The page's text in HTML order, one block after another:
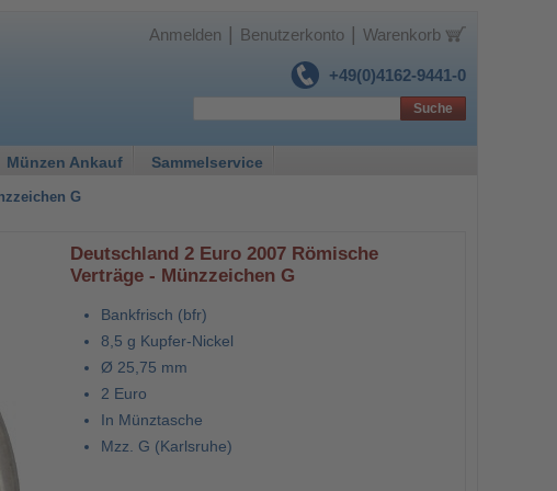
+49(0)4162-9441-0
Anmelden Benutzerkonto Warenkorb
Münzen Ankauf Sammelservice
Suche
G
Deutschland 2 Euro 2007 Römische
Verträge - Münzzeichen G
Bankfrisch (bfr)
8,5 g Kupfer-Nickel
Ø 25,75 mm
2 Euro
In Münztasche
Mzz. G (Karlsruhe)